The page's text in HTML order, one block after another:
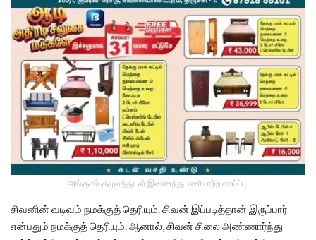
அங்குசம் குழுமத்துடன் இணைந்து பணியாற்ற வாய்ப்பு.
சிவனின் வடிவம் நமக்குத் தெரியும். சிவன் இப்படித்தான் இருப்பார்
என்பதும் நமக்குத் தெரியும். ஆனால், சிவன் சிலை அண்ணார்ந்து